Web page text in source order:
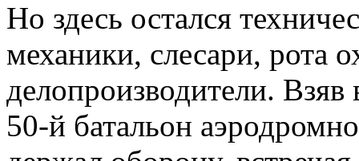
Но здесь остался
механики, слесари, рота
делопроизводители.
50-й батальон